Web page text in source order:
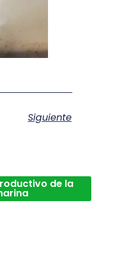
Siguiente
de la